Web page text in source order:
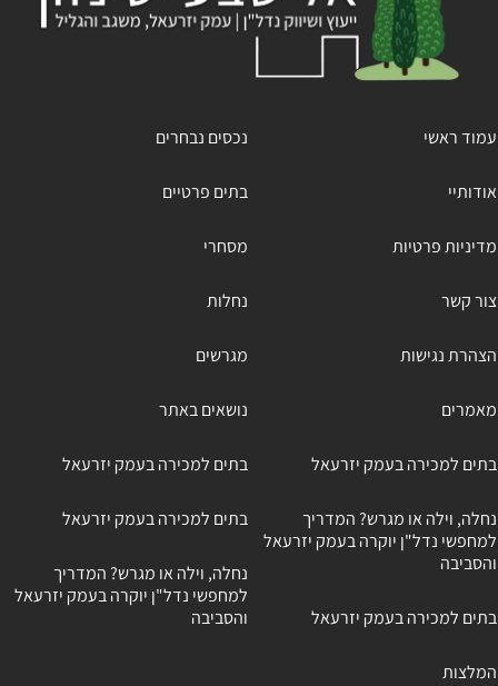
עמוד ראשי
אודותיי
מדיניות פרטיות
צור קשר
הצהרת נגישות
מאמרים
בתים למכירה בעמק יזרעאל
נחלה, וילה או מגרש? המדריך
למחפשי נדל"ן יוקרה בעמק יזרעאל
והסביבה
בתים למכירה בעמק יזרעאל
המלצות
נכסים נבחרים
בתים פרטיים
מסחרי
נחלות
מגרשים
נושאים באתר
בתים למכירה בעמק יזרעאל
בתים למכירה בעמק יזרעאל
נחלה, וילה או מגרש? המדריך
למחפשי נדל"ן יוקרה בעמק יזרעאל
והסביבה